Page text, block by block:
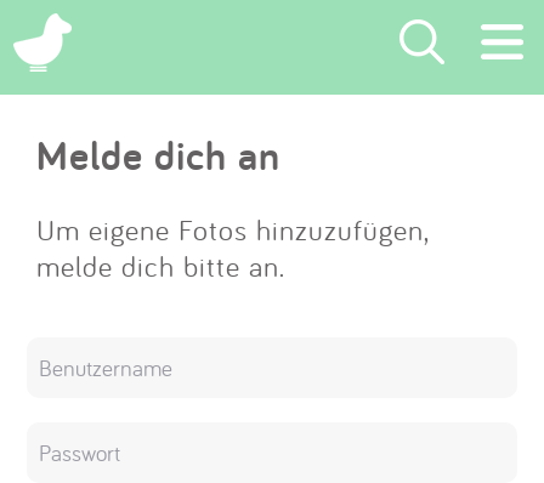
×
Suchen
Eintragen
App
Melde dich an
Um eigene Fotos hinzuzufügen,
melde dich bitte an.